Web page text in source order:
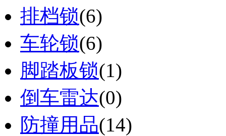
排档锁(6)
车轮锁(6)
脚踏板锁(1)
倒车雷达(0)
防撞用品(14)